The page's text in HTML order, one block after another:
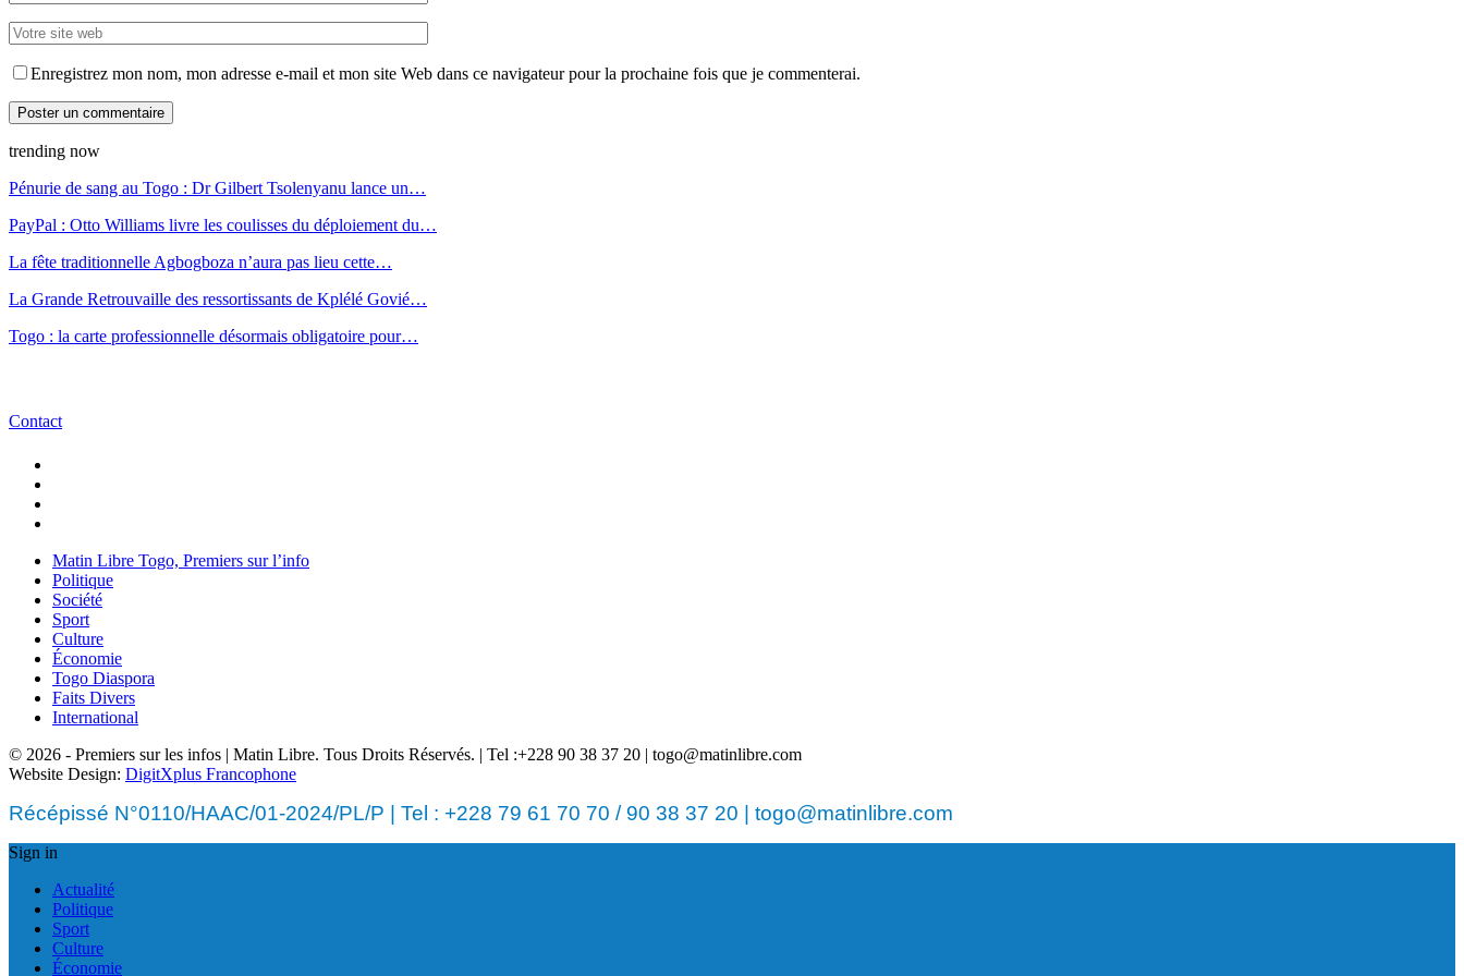
Enregistrez mon nom, mon adresse e-mail et mon site Web dans ce navigateur pour la prochaine fois que je commenterai.
trending now
Pénurie de sang au Togo : Dr Gilbert Tsolenyanu lance un…
PayPal : Otto Williams livre les coulisses du déploiement du…
La fête traditionnelle Agbogboza n’aura pas lieu cette…
La Grande Retrouvaille des ressortissants de Kplélé Govié…
Togo : la carte professionnelle désormais obligatoire pour…
Contact
Matin Libre Togo, Premiers sur l’info
Politique
Société
Sport
Culture
Économie
Togo Diaspora
Faits Divers
International
© 2026 - Premiers sur les infos | Matin Libre. Tous Droits Réservés. | Tel :+228 90 38 37 20 | togo@matinlibre.com
Website Design: DigitXplus Francophone
Récépissé N°0110/HAAC/01-2024/PL/P | Tel : +228 79 61 70 70 / 90 38 37 20 | togo@matinlibre.com
Sign in
Actualité
Politique
Sport
Culture
Économie